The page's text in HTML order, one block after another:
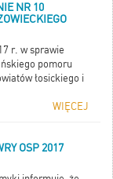
NR 10
r. w sprawie
pomoru
łosickiego i
WIĘCEJ
OSP 2017